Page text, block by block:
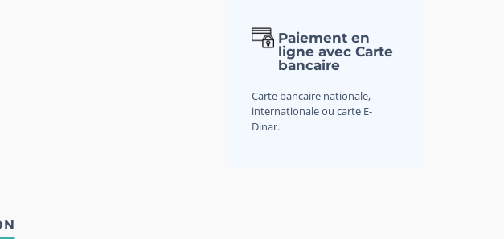
Paiement en
ligne avec Carte
bancaire
Carte bancaire nationale,
internationale ou carte E-
Dinar.